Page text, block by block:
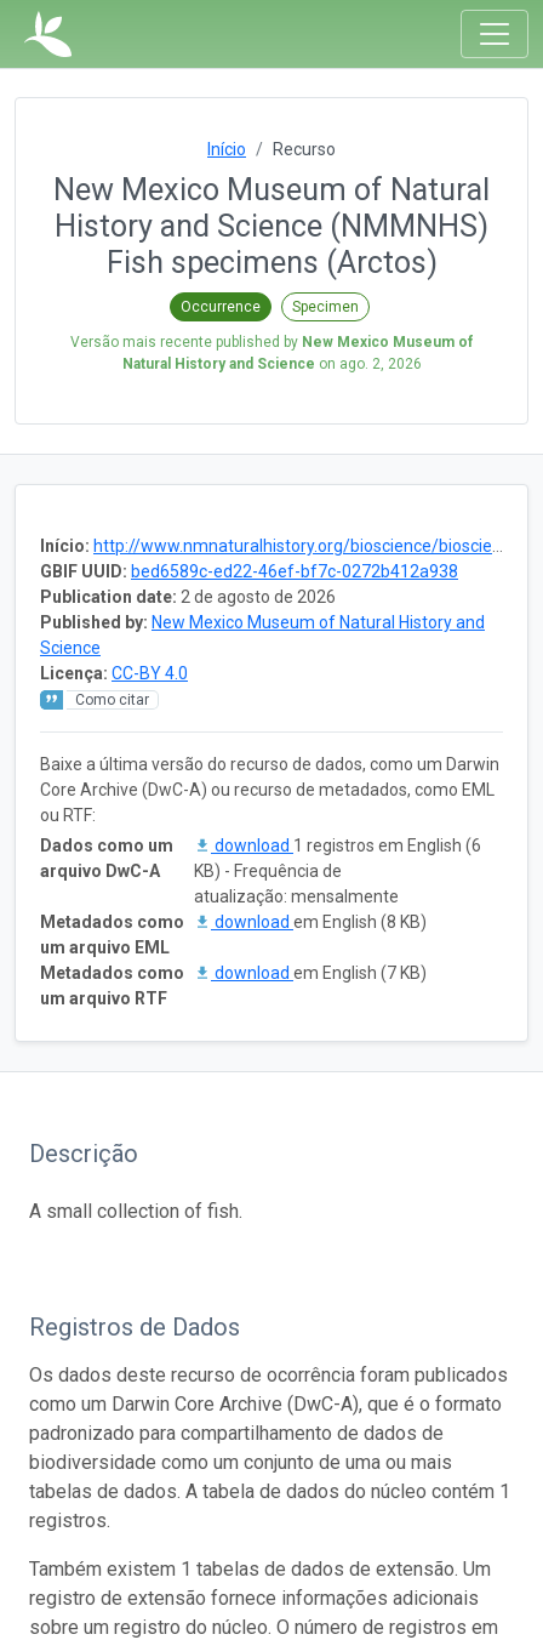
Início Recurso
New Mexico Museum of Natural
History and Science (NMMNHS)
Fish specimens (Arctos)
Occurrence Specimen
Versão mais recente published by New Mexico Museum of
Natural History and Science on ago. 2, 2026
Início: http://www.nmnaturalhistory.org/bioscience/bioscience-collections
GBIF UUID: bed6589c-ed22-46ef-bf7c-0272b412a938
Publication date: 2 de agosto de 2026
Published by: New Mexico Museum of Natural History and
Science
Licença: CC-BY 4.0
Como citar
Baixe a última versão do recurso de dados, como um Darwin
Core Archive (DwC-A) ou recurso de metadados, como EML
ou RTF:
Dados como um
arquivo DwC-A
download 1 registros em English (6
KB) - Frequência de
atualização: mensalmente
Metadados como
um arquivo EML
download em English (8 KB)
Metadados como
um arquivo RTF
download em English (7 KB)
Descrição
A small collection of fish.
Registros de Dados
Os dados deste recurso de ocorrência foram publicados
como um Darwin Core Archive (DwC-A), que é o formato
padronizado para compartilhamento de dados de
biodiversidade como um conjunto de uma ou mais
tabelas de dados. A tabela de dados do núcleo contém 1
registros.
Também existem 1 tabelas de dados de extensão. Um
registro de extensão fornece informações adicionais
sobre um registro do núcleo. O número de registros em